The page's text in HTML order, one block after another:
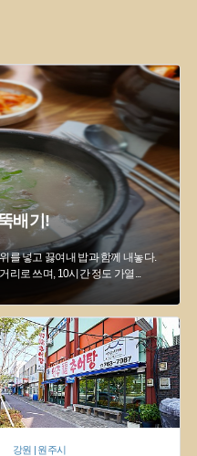
전라북도 별미
#충청남도 별미
자골목
배기!
를 넣고 끓여내 밥과 함께 내놓다.
리로 쓰며, 10시간 정도 가열 ...
강원 | 원주시